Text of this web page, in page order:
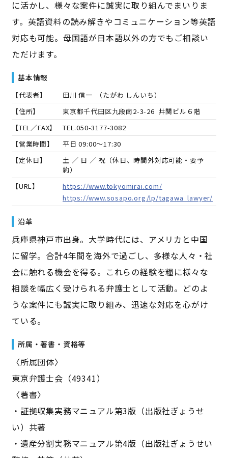
に活かし、様々な案件に誠実に取り組んでまいりま
す。英語資料の読み解きやコミュニケーション等英語
対応も可能。母国語が日本語以外の方でもご相談い
ただけます。
基本情報
【代表者】 田川 信一 （たがわ しんいち）
【住所】
東京都千代田区九段南2-3-26 井関ビル６階
【TEL／FAX】
TEL.050-3177-3082
【営業時間】
平日 09:00～17:30
【定休日】
土 ／ 日 ／ 祝（休日、時間外対応可能・要予
約）
【URL】
https://www.tokyomirai.com/
https://www.sosapo.org/lp/tagawa_lawyer/
沿革
兵庫県神戸市出身。大学時代には、アメリカと中国
に留学。合計4年間を海外で過ごし、多様な人々・社
会に触れる機会を得る。これらの経験を糧に様々な
相談を幅広く受けられる弁護士として活動。どのよ
うな案件にも誠実に取り組み、迅速な対応を心がけ
ている。
所属・著書・資格等
〈所属団体〉
東京弁護士会（49341）
〈著書〉
・証拠収集実務マニュアル第3版（出版社ぎょうせ
い）共著
・遺産分割実務マニュアル第4版（出版社ぎょうせい